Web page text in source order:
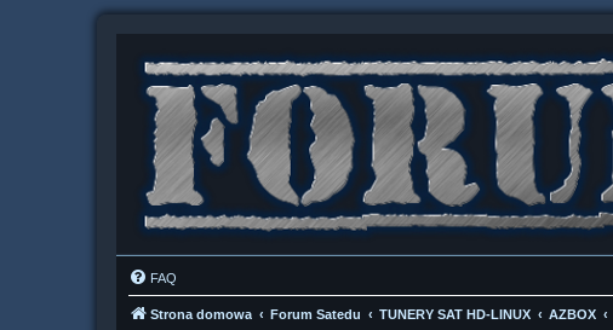
FAQ
Strona domowa Forum Satedu TUNERY SAT HD-LINUX AZBOX